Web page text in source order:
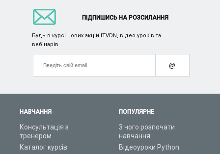
НАВЧАННЯ
Консультація з
тренером
Каталог курсів
ПОПУЛЯРНЕ
З чого розпочати
навчання
Відеоуроки Python
ПІДПИШИСЬ НА РОЗСИЛАННЯ
Будь в курсі нових акцій ITVDN, відео уроків та
вебінарів
@